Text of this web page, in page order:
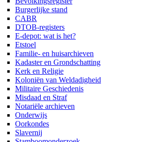
Burgerlijke stand
CABR
DTOB-registers
E-depot: wat is het?
Etstoel
Familie- en huisarchieven
Kadaster en Grondschatting
Kerk en Religie
Koloniën van Weldadigheid
Militaire Geschiedenis
Misdaad en Straf
Notariële archieven
Onderwijs
Oorkondes
Slavernij